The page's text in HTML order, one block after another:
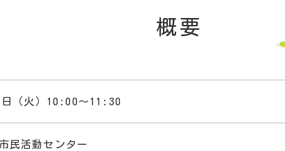
概要
日（火）10:00～11:30
民活動センター